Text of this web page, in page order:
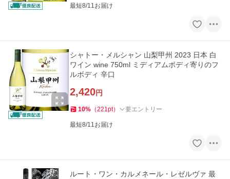
最短8/11お届け
シャトー・メルシャン 山梨甲州 2023 日本 白
ワイン wine 750ml ミディアムボディ寄りのフ
ルボディ 辛口
2,420円
10% （221pt） 要エントリー
最短8/11お届け
ルート・ワン・カルメネール・レゼルヴァ 最